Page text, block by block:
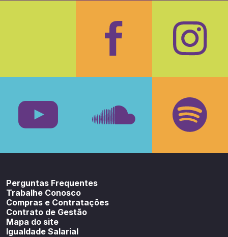
Facebook
Perguntas Frequentes
Trabalhe Conosco
Compras e Contratações
Contrato de Gestão
Mapa do site
Igualdade Salarial